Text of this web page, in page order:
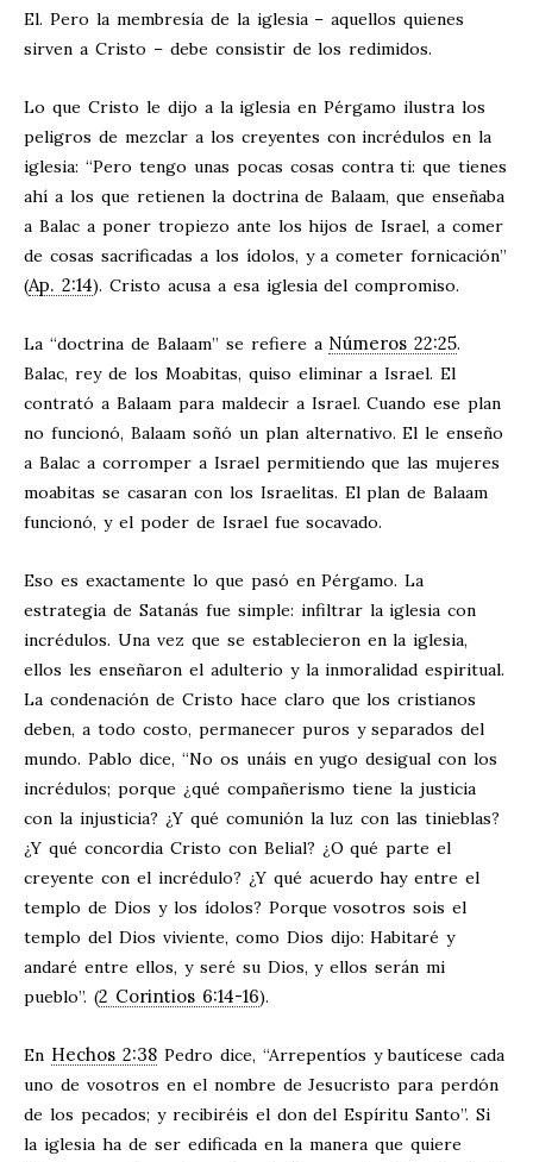
El. Pero la membresía de la iglesia – aquellos quienes
sirven a Cristo – debe consistir de los redimidos.
Lo que Cristo le dijo a la iglesia en Pérgamo ilustra los
peligros de mezclar a los creyentes con incrédulos en la
iglesia: “Pero tengo unas pocas cosas contra ti: que tienes
ahí a los que retienen la doctrina de Balaam, que enseñaba
a Balac a poner tropiezo ante los hijos de Israel, a comer
de cosas sacrificadas a los ídolos, y a cometer fornicación”
(Ap. 2:14). Cristo acusa a esa iglesia del compromiso.
La “doctrina de Balaam” se refiere a Números 22:25.
Balac, rey de los Moabitas, quiso eliminar a Israel. El
contrató a Balaam para maldecir a Israel. Cuando ese plan
no funcionó, Balaam soñó un plan alternativo. El le enseño
a Balac a corromper a Israel permitiendo que las mujeres
moabitas se casaran con los Israelitas. El plan de Balaam
funcionó, y el poder de Israel fue socavado.
Eso es exactamente lo que pasó en Pérgamo. La
estrategia de Satanás fue simple: infiltrar la iglesia con
incrédulos. Una vez que se establecieron en la iglesia,
ellos les enseñaron el adulterio y la inmoralidad espiritual.
La condenación de Cristo hace claro que los cristianos
deben, a todo costo, permanecer puros y separados del
mundo. Pablo dice, “No os unáis en yugo desigual con los
incrédulos; porque ¿qué compañerismo tiene la justicia
con la injusticia? ¿Y qué comunión la luz con las tinieblas?
¿Y qué concordia Cristo con Belial? ¿O qué parte el
creyente con el incrédulo? ¿Y qué acuerdo hay entre el
templo de Dios y los ídolos? Porque vosotros sois el
templo del Dios viviente, como Dios dijo: Habitaré y
andaré entre ellos, y seré su Dios, y ellos serán mi
pueblo”. (2 Corintios 6:14-16).
En Hechos 2:38Pedro dice, “Arrepentíos y bautícese cada
uno de vosotros en el nombre de Jesucristo para perdón
de los pecados; y recibiréis el don del Espíritu Santo”. Si
la iglesia ha de ser edificada en la manera que quiere